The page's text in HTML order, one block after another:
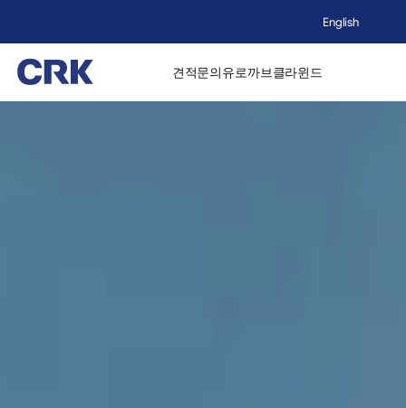
English
견적문의유로까브클라윈드